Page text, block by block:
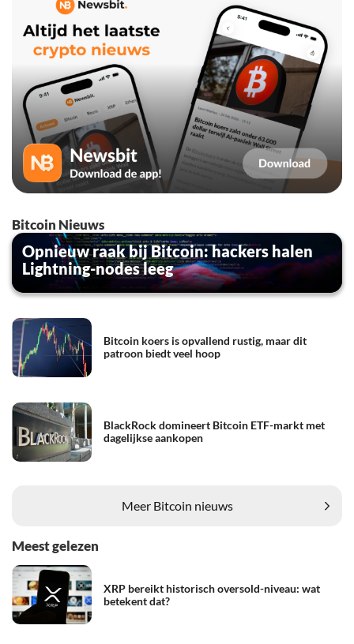
Bitcoin Nieuws
Opnieuw raak bij Bitcoin: hackers halen
Lightning-nodes leeg
Bitcoin koers is opvallend rustig, maar dit
patroon biedt veel hoop
BlackRock domineert Bitcoin ETF-markt met
dagelijkse aankopen
Meer Bitcoin nieuws
Meest gelezen
XRP bereikt historisch oversold-niveau: wat
betekent dat?